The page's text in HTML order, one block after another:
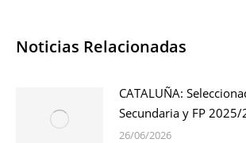
Noticias Relacionadas
CATALUÑA:
Secundaria y FP 2025/
26/06/2026